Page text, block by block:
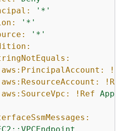
'*'
'*'
'*'
aws:PrincipalAccount:
aws:ResourceAccount:
!Ref
aws:SourceVpc:
!Ref